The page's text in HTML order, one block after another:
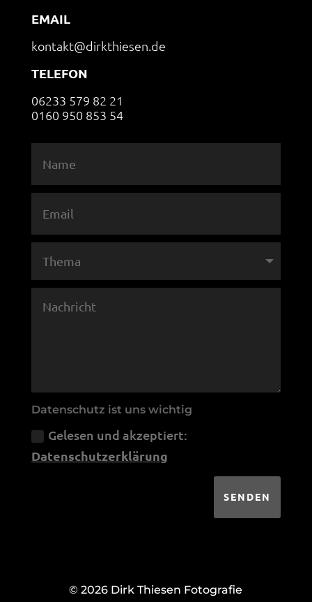
EMAIL
kontakt@dirkthiesen.de
TELEFON
06233 579 82 21
0160 950 853 54
Datenschutz ist uns wichtig
Gelesen und akzeptiert:
Datenschutzerklärung
SENDEN
© 2026 Dirk Thiesen Fotografie